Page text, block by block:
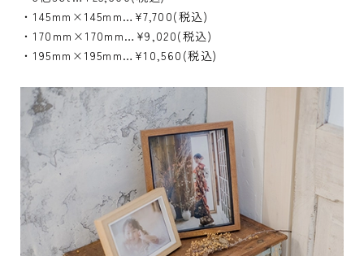
・145mm×145mm…¥7,700(税込)
・170mm×170mm…¥9,020(税込)
・195mm×195mm…¥10,560(税込)